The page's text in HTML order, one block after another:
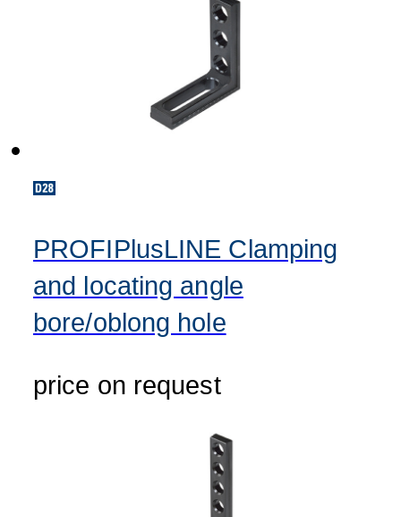
PROFIPlusLINE Clamping
and locating angle
bore/oblong hole
price on request